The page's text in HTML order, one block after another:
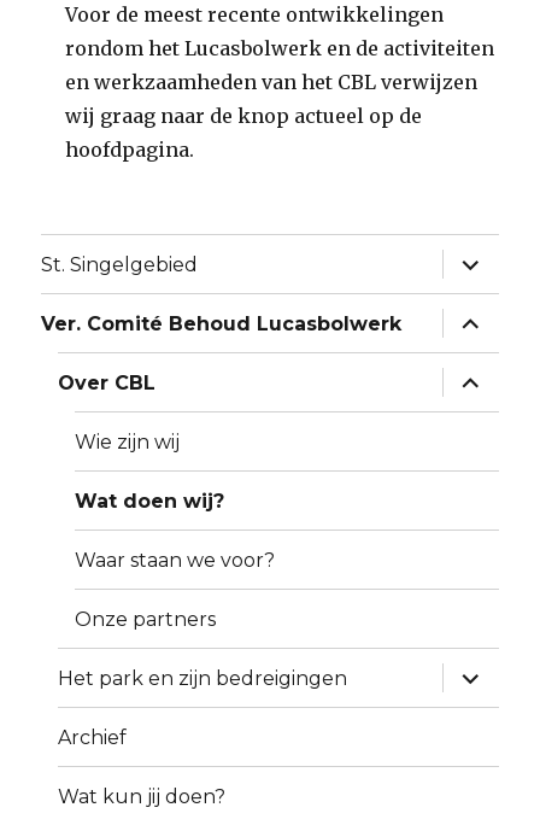
Voor de meest recente ontwikkelingen
rondom het Lucasbolwerk en de activiteiten
en werkzaamheden van het CBL verwijzen
wij graag naar de knop actueel op de
hoofdpagina.
St. Singelgebied
Alles
Ver. Comité Behoud Lucasbolwerk
Alles
Over CBL
Alles
Wie zijn wij
Wat doen wij?
Waar staan we voor?
Onze partners
Het park en zijn bedreigingen
Alles
Archief
Wat kun jij doen?